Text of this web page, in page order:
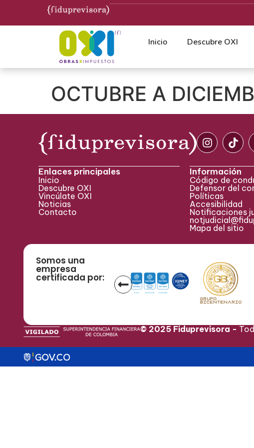
Inicio Descubre OXI
OCTUBRE A
Enlaces principales
Inicio
Descubre OXI
Vincúlate OXI
Noticias
Contacto
Información
Código de
Defensor del
Políticas
Accesibilidad
Notificaciones
Mapa del sitio
Somos una
empresa
certificada por:
© 2025 Fiduprevisora -